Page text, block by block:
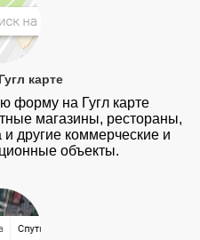
карте
форму на Гугл карте
магазины, рестораны,
другие коммерческие и
объекты.